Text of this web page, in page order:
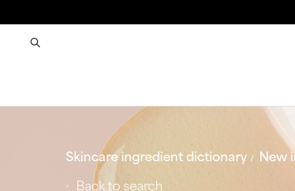
Skincare ingredient dictionary New
Back to search